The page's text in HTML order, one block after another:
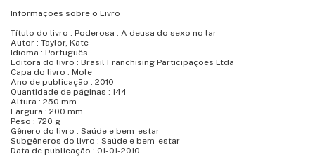
Informações sobre o Livro
Título do livro : Poderosa : A deusa do sexo no lar
Autor : Taylor, Kate
Idioma : Português
Editora do livro : Brasil Franchising Participações Ltda
Capa do livro : Mole
Ano de publicação : 2010
Quantidade de páginas : 144
Altura : 250 mm
Largura : 200 mm
Peso : 720 g
Gênero do livro : Saúde e bem-estar
Subgêneros do livro : Saúde e bem-estar
Data de publicação : 01-01-2010